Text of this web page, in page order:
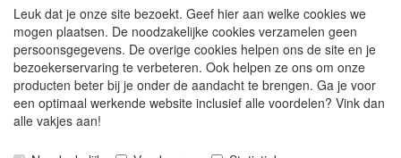
SERVICE
Verkoopadressen
Webwinkels
Bestelvoorwaarden
Partner Groothandels
Algemene voorwaarden
Leuk dat je onze site bezoekt. Geef hier aan welke cookies we
mogen plaatsen. De noodzakelijke cookies verzamelen geen
persoonsgegevens. De overige cookies helpen ons de site en je
bezoekerservaring te verbeteren. Ook helpen ze ons om onze
producten beter bij je onder de aandacht te brengen. Ga je voor
een optimaal werkende website inclusief alle voordelen? Vink dan
alle vakjes aan!